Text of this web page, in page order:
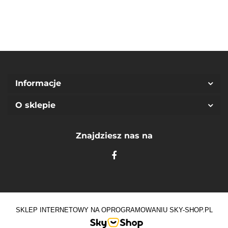
Informacje
O sklepie
Znajdziesz nas na
SKLEP INTERNETOWY NA OPROGRAMOWANIU SKY-SHOP.PL